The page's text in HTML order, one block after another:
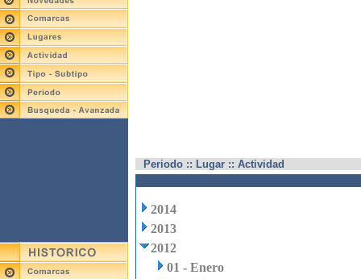
Periodo :: Lugar :: Actividad
2014
2013
2012
01 - Enero